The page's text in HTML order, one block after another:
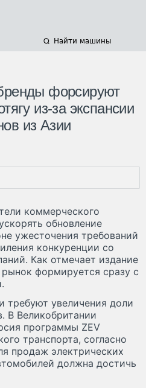
Найти машины
форсируют
из-за экспансии
из Азии
коммерческого
обновление
ужесточения требований
конкуренции со
Как отмечает издание
рынок формируется сразу с
требуют увеличения доли
В Великобритании
программы ZEV
транспорта, согласно
продаж электрических
должна достичь